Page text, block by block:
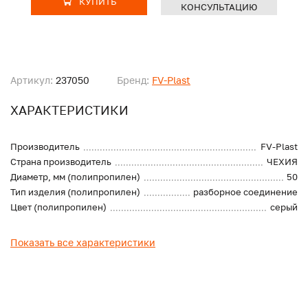
Артикул: 237050 Бренд: FV-Plast
ХАРАКТЕРИСТИКИ
Производитель
FV-Plast
Страна производитель
ЧЕХИЯ
Диаметр, мм (полипропилен)
50
Тип изделия (полипропилен)
разборное соединение
Цвет (полипропилен)
серый
Показать все характеристики
КОНСУЛЬТАЦИЮ